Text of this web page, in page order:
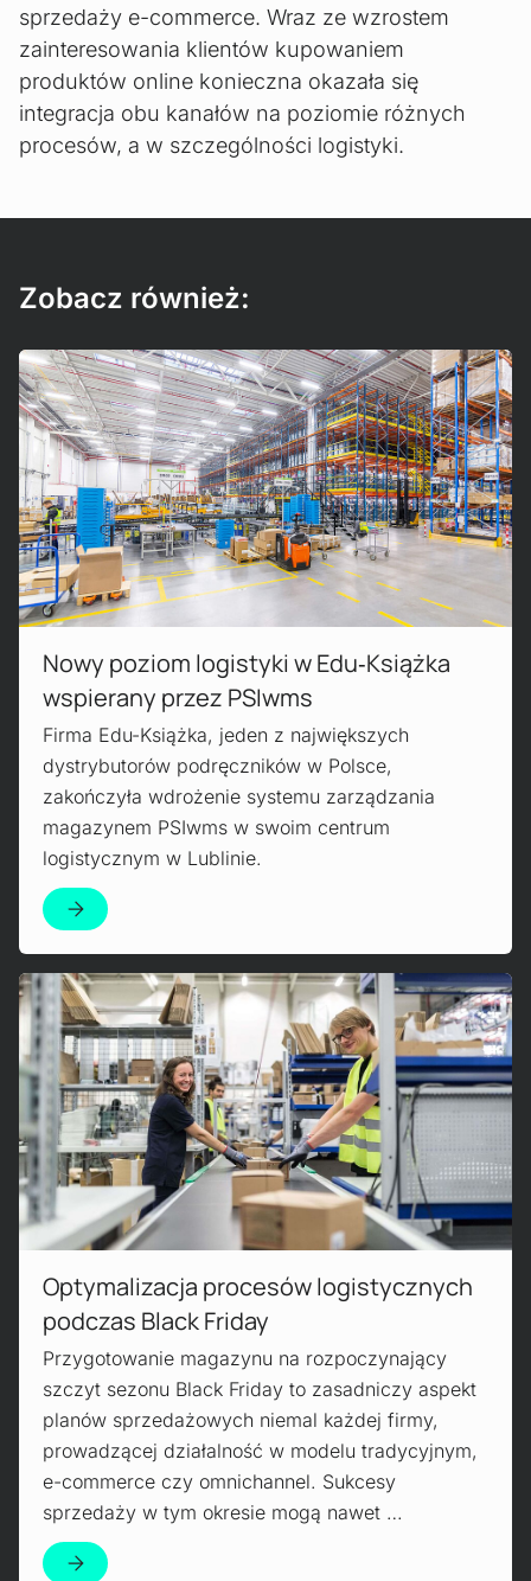
sprzedaży e-commerce. Wraz ze wzrostem
zainteresowania klientów kupowaniem
produktów online konieczna okazała się
integracja obu kanałów na poziomie różnych
procesów, a w szczególności logistyki.
Zobacz również:
Nowy poziom logistyki w Edu‑Książka
wspierany przez PSIwms
Firma Edu-Książka, jeden z największych
dystrybutorów podręczników w Polsce,
zakończyła wdrożenie systemu zarządzania
magazynem PSIwms w swoim centrum
logistycznym w Lublinie.
Read more!
Optymalizacja procesów logistycznych
podczas Black Friday
Przygotowanie magazynu na rozpoczynający
szczyt sezonu Black Friday to zasadniczy aspekt
planów sprzedażowych niemal każdej firmy,
prowadzącej działalność w modelu tradycyjnym,
e-commerce czy omnichannel. Sukcesy
sprzedaży w tym okresie mogą nawet …
Read more!